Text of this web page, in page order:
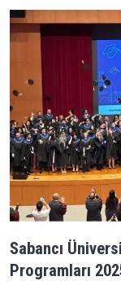
Sabancı
Programları